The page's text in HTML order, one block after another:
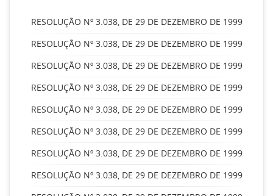
RESOLUÇÃO Nº 3.038, DE 29 DE DEZEMBRO DE 1999
RESOLUÇÃO Nº 3.038, DE 29 DE DEZEMBRO DE 1999
RESOLUÇÃO Nº 3.038, DE 29 DE DEZEMBRO DE 1999
RESOLUÇÃO Nº 3.038, DE 29 DE DEZEMBRO DE 1999
RESOLUÇÃO Nº 3.038, DE 29 DE DEZEMBRO DE 1999
RESOLUÇÃO Nº 3.038, DE 29 DE DEZEMBRO DE 1999
RESOLUÇÃO Nº 3.038, DE 29 DE DEZEMBRO DE 1999
RESOLUÇÃO Nº 3.038, DE 29 DE DEZEMBRO DE 1999